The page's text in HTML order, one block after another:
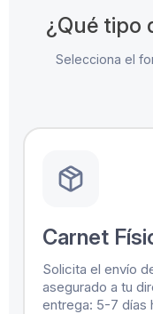
¿Qué tipo
Selecciona el
Carnet
Solicita el envío
asegurado a tu
entrega: 5-7 días